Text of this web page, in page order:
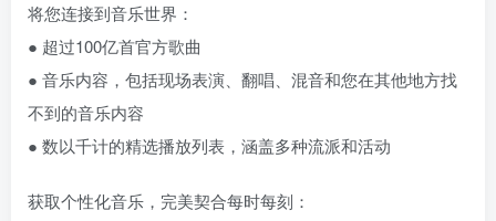
将您连接到音乐世界：
● 超过100亿首官方歌曲
● 音乐内容，包括现场表演、翻唱、混音和您在其他地方找
不到的音乐内容
● 数以千计的精选播放列表，涵盖多种流派和活动
获取个性化音乐，完美契合每时每刻：